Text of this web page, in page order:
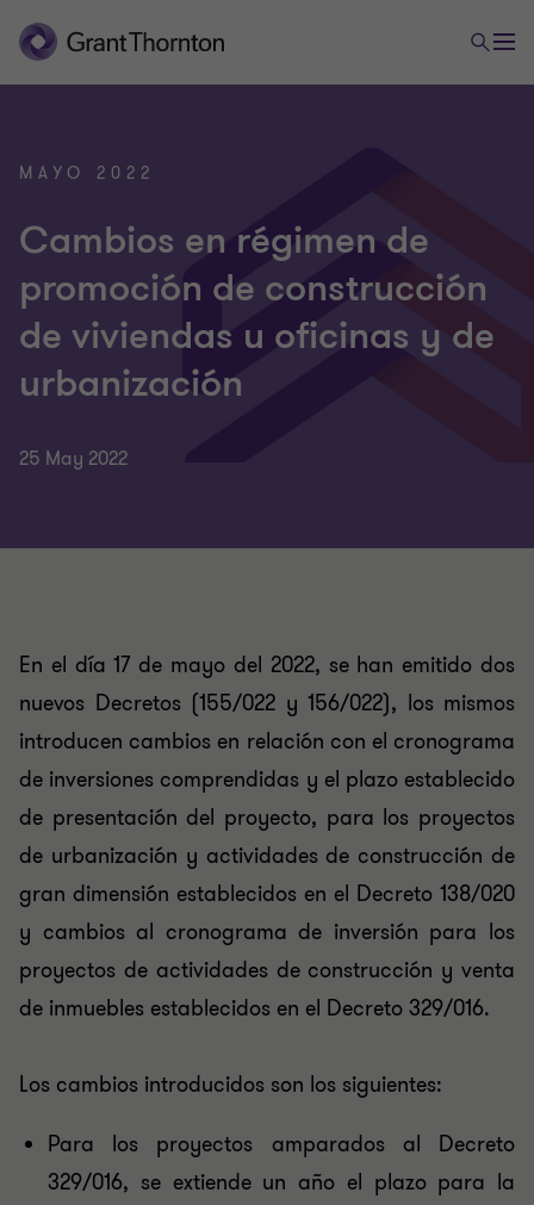
MAYO 2022
Cambios en régimen de
promoción de construcción
de viviendas u oficinas y de
urbanización
25 May 2022
En el día 17 de mayo del 2022, se han emitido dos
nuevos Decretos (155/022 y 156/022), los mismos
introducen cambios en relación con el cronograma
de inversiones comprendidas y el plazo establecido
de presentación del proyecto, para los proyectos
de urbanización y actividades de construcción de
gran dimensión establecidos en el Decreto 138/020
y cambios al cronograma de inversión para los
proyectos de actividades de construcción y venta
de inmuebles establecidos en el Decreto 329/016.
Los cambios introducidos son los siguientes:
Para los proyectos amparados al Decreto
329/016, se extiende un año el plazo para la